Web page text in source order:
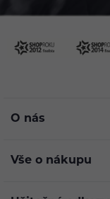
O nás
Vše o nákupu